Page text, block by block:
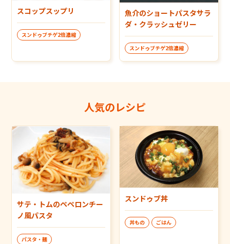
スコップスップリ
スンドゥブチゲ2倍濃縮
魚介のショートパスタサラ
ダ・クラッシュゼリー
スンドゥブチゲ2倍濃縮
人気のレシピ
サテ・トムのペペロンチー
ノ風パスタ
パスタ・麺
スンドゥブ丼
丼もの ごはん